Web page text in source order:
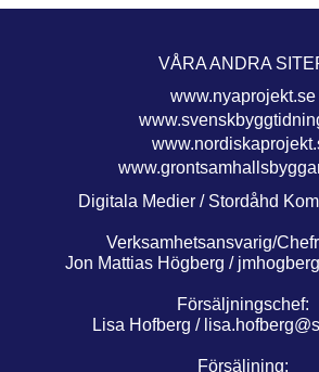
VÅRA ANDRA
www.nyaprojekt.se
Digitala Medier / Stordåhd
Verksamhetsansvarig/
Jon Mattias Högberg /
Försäljningschef:
Lisa Hofberg /
Försäljning: